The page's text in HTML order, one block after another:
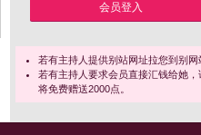
若有主持人提供别站网址拉您到别
若有主持人要求会员直接汇钱给她
将免费赠送2000点。